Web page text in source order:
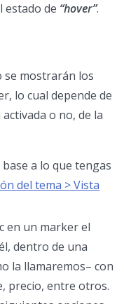
estado de “hover”.
se mostrarán los
lo cual depende de
o no, de la
a lo que tengas
del tema > Vista
en un marker el
dentro de una
la llamaremos– con
precio, entre otros.